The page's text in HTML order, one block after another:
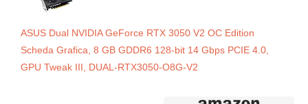
ASUS Dual NVIDIA GeForce RTX 3050 V2 OC Edition
Scheda Grafica, 8 GB GDDR6 128-bit 14 Gbps PCIE 4.0,
GPU Tweak III, DUAL-RTX3050-O8G-V2